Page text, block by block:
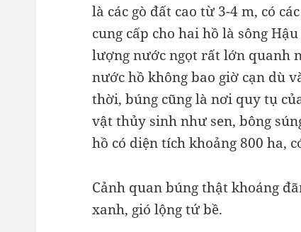
là các gò đất cao từ 3-4 m, có
cung cấp cho hai hồ là sông
lượng nước ngọt rất lớn quanh
nước hồ không bao giờ cạn dù
thời, búng cũng là nơi quy tụ
vật thủy sinh như sen, bông
hồ có diện tích khoảng 800 ha,
Cảnh quan búng thật khoáng
xanh, gió lộng tứ bề.